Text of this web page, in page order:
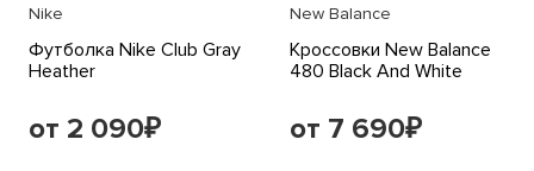
Nike
Футболка Nike Club Gray
Heather
от 2 090₽
New Balance
Кроссовки New Balance
480 Black And White
от 7 690₽